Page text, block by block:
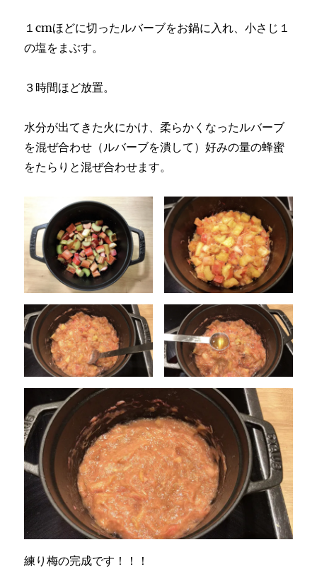
１cmほどに切ったルバーブをお鍋に入れ、小さじ１
の塩をまぶす。
３時間ほど放置。
水分が出てきた火にかけ、柔らかくなったルバーブ
を混ぜ合わせ（ルバーブを潰して）好みの量の蜂蜜
をたらりと混ぜ合わせます。
練り梅の完成です！！！